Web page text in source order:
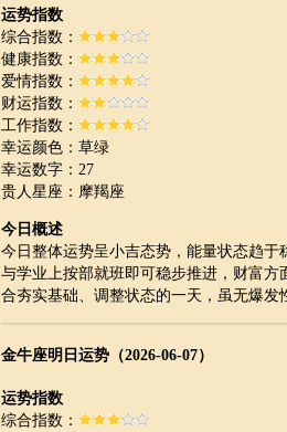
运势指数
综合指数：
健康指数：
爱情指数：
财运指数：
工作指数：
幸运颜色：草绿
幸运数字：27
贵人星座：摩羯座
今日概述
今日整体运势呈小吉态势，能量状态趋
与学业上按部就班即可稳步推进，财富
合夯实基础、调整状态的一天，虽无爆发
金牛座明日运势（2026-06-07）
运势指数
综合指数：